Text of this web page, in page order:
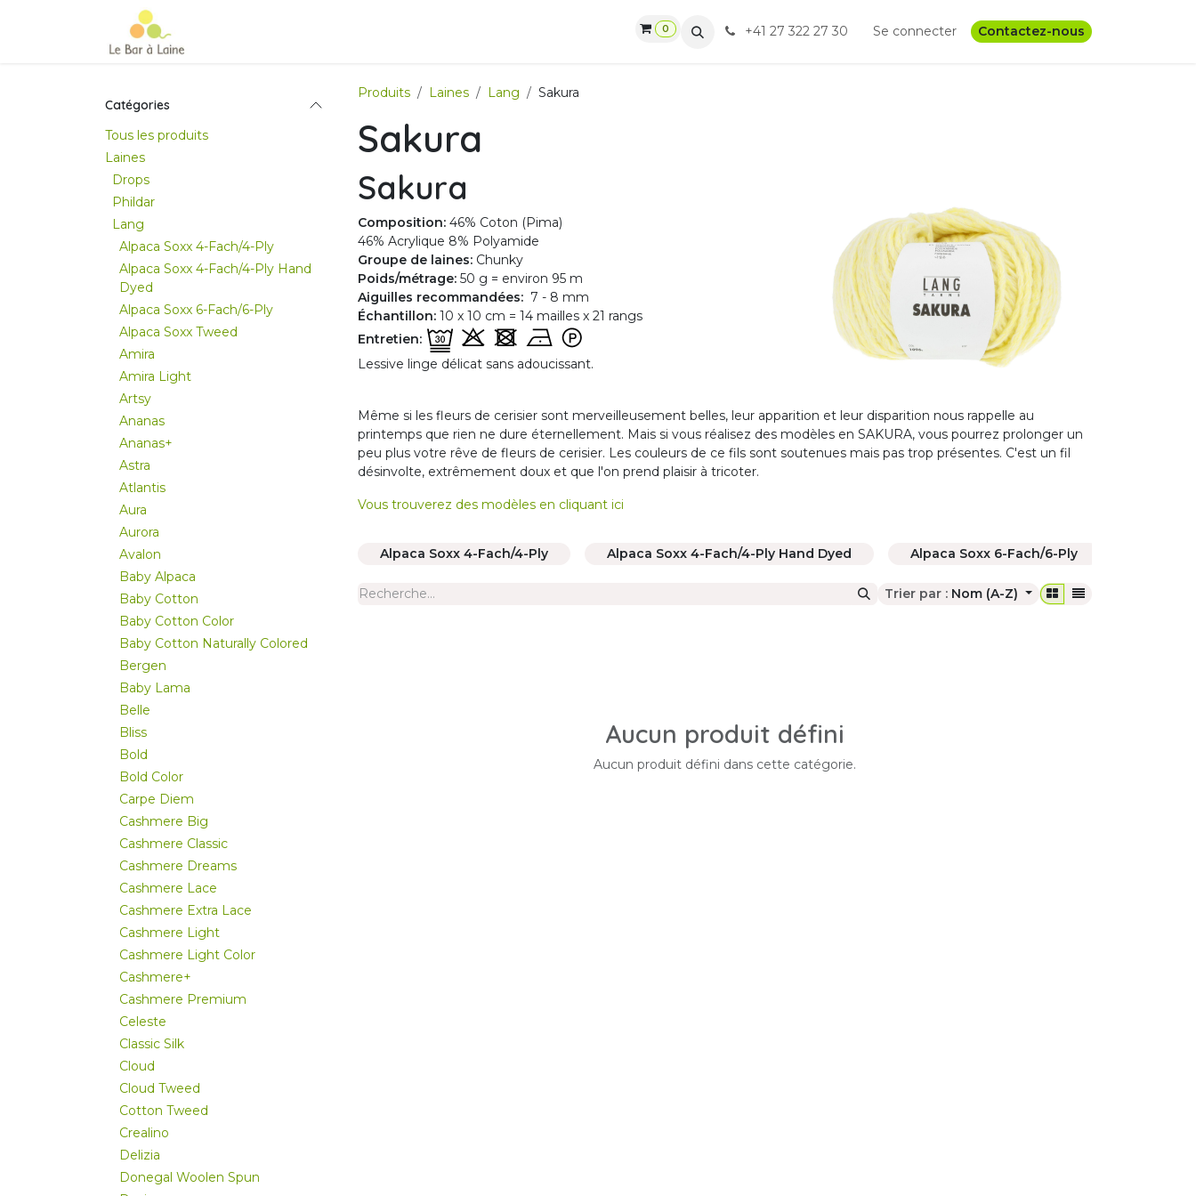
Se rendre au contenu
CGV 0 +41 27 322 27 30 Se connecter Contactez-nous
Catégories
Tous les produits
Laines
Drops
Phildar
Lang
Alpaca Soxx 4-Fach/4-Ply
Alpaca Soxx 4-Fach/4-Ply Hand
Dyed
Alpaca Soxx 6-Fach/6-Ply
Alpaca Soxx Tweed
Amira
Amira Light
Artsy
Ananas
Ananas+
Astra
Atlantis
Aura
Aurora
Avalon
Baby Alpaca
Baby Cotton
Baby Cotton Color
Baby Cotton Naturally Colored
Bergen
Baby Lama
Belle
Bliss
Bold
Bold Color
Carpe Diem
Cashmere Big
Cashmere Classic
Cashmere Dreams
Cashmere Lace
Cashmere Extra Lace
Cashmere Light
Cashmere Light Color
Cashmere+
Cashmere Premium
Celeste
Classic Silk
Cloud
Cloud Tweed
Cotton Tweed
Crealino
Delizia
Donegal Woolen Spun
Produits Laines Lang Sakura
Sakura
Sakura
Composition: 46% Coton (Pima)
46% Acrylique 8% Polyamide
Groupe de laines: Chunky
Poids/métrage: 50 g = environ 95 m
Aiguilles recommandées: 7 - 8 mm
Échantillon: 10 x 10 cm = 14 mailles x 21 rangs
Entretien:
Lessive linge délicat sans adoucissant.
Même si les fleurs de cerisier sont merveilleusement belles, leur apparition et leur disparition nous rappelle au
printemps que rien ne dure éternellement. Mais si vous réalisez des modèles en SAKURA, vous pourrez prolonger un
peu plus votre rêve de fleurs de cerisier. Les couleurs de ce fils sont soutenues mais pas trop présentes. C'est un fil
désinvolte, extrêmement doux et que l'on prend plaisir à tricoter.
Vous trouverez des modèles en cliquant ici
Alpaca Soxx 4-Fach/4-Ply Alpaca Soxx 4-Fach/4-Ply Hand Dyed Alpaca Soxx 6-Fach/6-Ply
Trier par : Nom (A-Z)
Aucun produit défini
Aucun produit défini dans cette catégorie.